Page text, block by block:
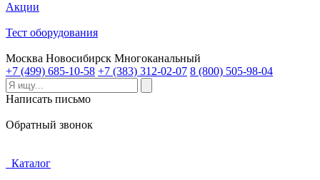
Акции
Тест оборудования
Москва Новосибирск Многоканальный
+7 (499) 685-10-58 +7 (383) 312-02-07 8 (800) 505-98-04
Написать письмо
Обратный звонок
Каталог